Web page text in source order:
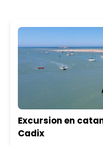
Excursion en
Cadix